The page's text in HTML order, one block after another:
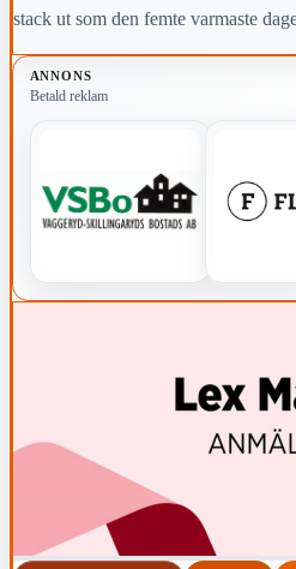
stack ut som den femte varmaste
ANNONS
Betald reklam